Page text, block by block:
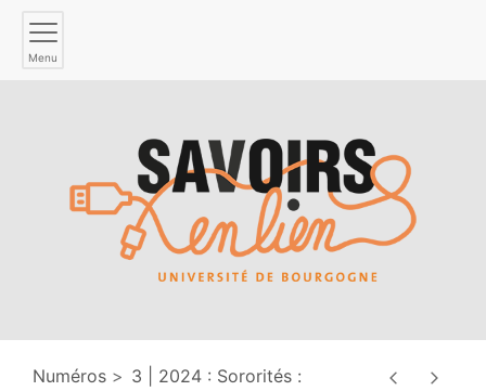
Menu
Numéros
3 | 2024 : Sororités :